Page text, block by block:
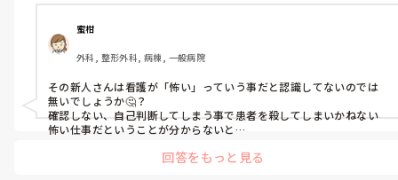
た。
ダブルチェックって言うことは知ってるはずです。薬の準備から
やってる事まで未だに付きっきりで見るものでしょうか。もう夜
勤も始まって1ヶ月以上は経ちます
やれなくて当たり前だし求めてはいません、でも最低限のルール
マニュアルはみにつけて欲しい時期。個人差がかなり出てきた3
ヶ月すぎた今、どう関わるべきなのか迷いました。
蜜柑
外科, 整形外科, 病棟, 一般病院
その新人さんは看護が「怖い」っていう事だと認識してないのでは
無いでしょうか🤔？
確認しない、自己判断してしまう事で患者を殺してしまいかねない
怖い仕事だということが分からないと
できないのかもしれないです、、。
回答をもっと見る